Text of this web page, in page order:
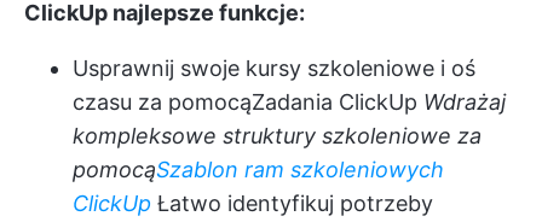
ClickUp najlepsze funkcje:
Usprawnij swoje kursy szkoleniowe i oś
czasu za pomocąZadania ClickUp Wdrażaj
kompleksowe struktury szkoleniowe za
pomocąSzablon ram szkoleniowych
ClickUp Łatwo identyfikuj potrzeby